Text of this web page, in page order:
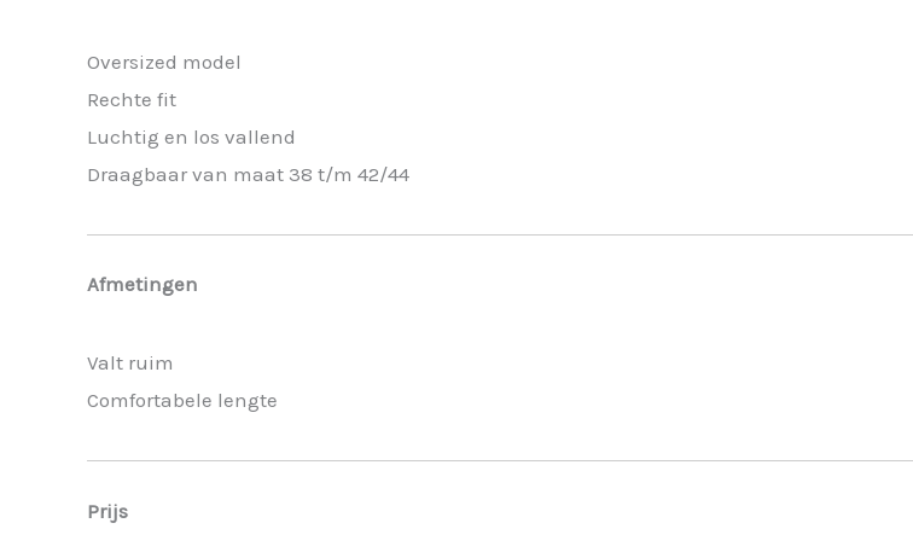
Oversized model
Rechte fit
Luchtig en los vallend
Draagbaar van maat 38 t/m 42/44
Afmetingen
Valt ruim
Comfortabele lengte
Prijs